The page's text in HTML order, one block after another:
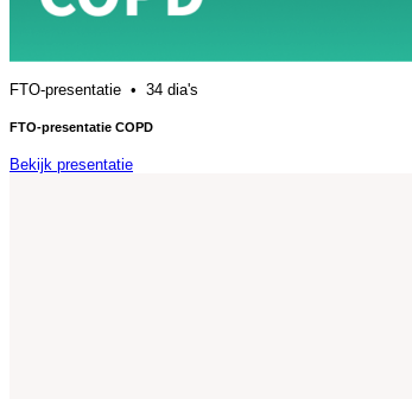
FTO-presentatie • 34 dia's
FTO-presentatie COPD
Bekijk presentatie